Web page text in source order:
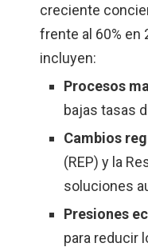
creciente
frente al 60% en
incluyen:
Procesos
bajas tasas
Cambios
(REP) y la
soluciones
Presiones
para reducir